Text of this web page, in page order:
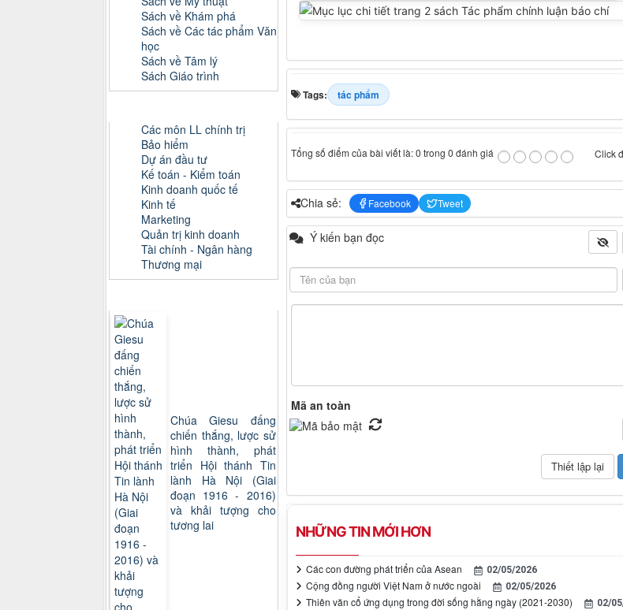
Tags: tác phẩm
Tổng số điểm của bài viết là: 0 trong 0 đánh giá Click
Chia sẻ: Facebook Tweet
Ý kiến bạn đọc
Mã an toàn
NHỮNG TIN MỚI HƠN
Các con đường phát triển của Asean 02/05/2026
Cộng đồng người Việt Nam ở nước ngoài 02/05/2026
Thiên văn cổ ứng dụng trong đời sống hằng ngày (2021-2030) 02/
Sách về Khám phá
Sách về Các tác phẩm Văn
học
Sách về Tâm lý
Sách Giáo trình
Các môn LL chính trị
Bảo hiểm
Dự án đầu tư
Kế toán - Kiểm toán
Kinh doanh quốc tế
Kinh tế
Marketing
Quản trị kinh doanh
Tài chính - Ngân hàng
Thương mại
Chúa Giesu đấng
chiến thắng, lược sử
hình thành, phát
triển Hội thánh Tin
lành Hà Nội (Giai
đoạn 1916 - 2016)
và khải tượng cho
tương lai